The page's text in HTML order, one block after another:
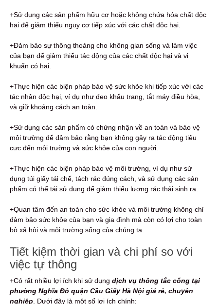
+Sử dụng các sản phẩm hữu cơ hoặc không chứa hóa chất độc
hại để giảm thiểu nguy cơ tiếp xúc với các chất độc hại.
+Đảm bảo sự thông thoáng cho không gian sống và làm việc
của bạn để giảm thiểu tác động của các chất độc hại và vi
khuẩn có hại.
+Thực hiện các biện pháp bảo vệ sức khỏe khi tiếp xúc với các
tác nhân độc hại, ví dụ như đeo khẩu trang, tắt máy điều hòa,
và giữ khoảng cách an toàn.
+Sử dụng các sản phẩm có chứng nhận về an toàn và bảo vệ
môi trường để đảm bảo rằng bạn không gây ra tác động tiêu
cực đến môi trường và sức khỏe của con người.
+Thực hiện các biện pháp bảo vệ môi trường, ví dụ như sử
dụng túi giấy tái chế, tách rác đúng cách, và sử dụng các sản
phẩm có thể tái sử dụng để giảm thiểu lượng rác thải sinh ra.
+Quan tâm đến an toàn cho sức khỏe và môi trường không chỉ
đảm bảo sức khỏe của bạn và gia đình mà còn có lợi cho toàn
bộ xã hội và môi trường sống của chúng ta.
Tiết kiệm thời gian và chi phí so với
việc tự thông
+Có rất nhiều lợi ích khi sử dụng dịch vụ thông tắc cống tại
phường Nghĩa Đô quận Cầu Giấy Hà Nội giá rẻ, chuyên
nghiệp . Dưới đây là một số lợi ích chính: